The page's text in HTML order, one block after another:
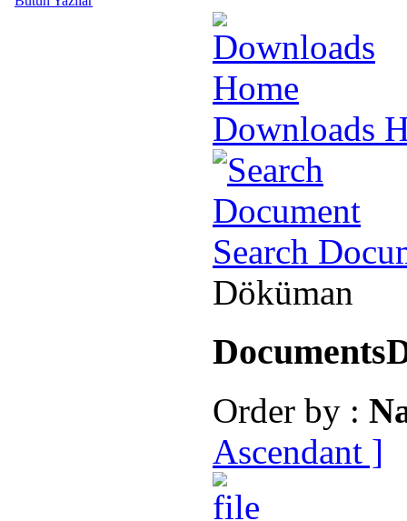
Downloads
Search
Döküman
Documents
Order by :
Ascendant ]